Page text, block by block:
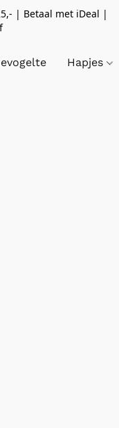
| Betaal met iDeal |
Hapjes